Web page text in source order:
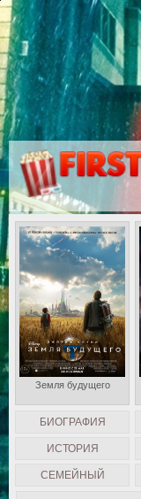
БИОГРАФИЯ
ИСТОРИЯ
СЕМЕЙНЫЙ
Земля будущего